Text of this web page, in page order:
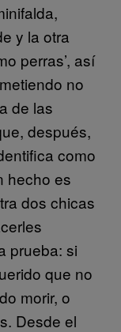
y la otra
perras’, así
no
de las
después,
como
hecho es
dos chicas
prueba: si
que no
morir, o
Desde el